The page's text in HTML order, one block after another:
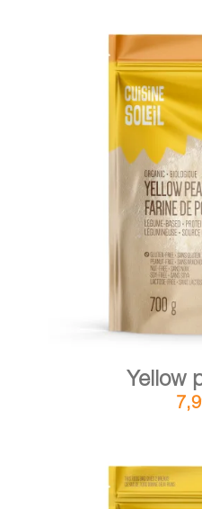
ADD TO CART
Yellow